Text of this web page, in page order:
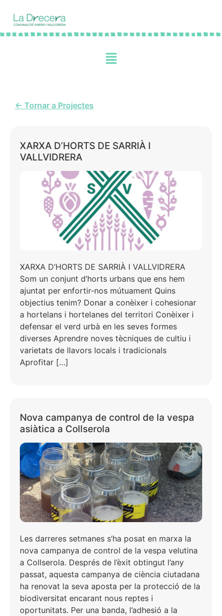
← Tornar a Projectes
XARXA D’HORTS DE SARRIÀ I
VALLVIDRERA
XARXA D’HORTS DE SARRIÀ I VALLVIDRERA
Som un conjunt d’horts urbans que ens hem
ajuntat per enfortir-nos mútuament Quins
objectius tenim? Donar a conèixer i cohesionar
a hortelans i hortelanes del territori Conèixer i
defensar el verd urbà en les seves formes
diverses Aprendre noves tècniques de cultiu i
varietats de llavors locals i tradicionals
Aprofitar […]
Nova campanya de control de la vespa
asiàtica a Collserola
Les darreres setmanes s’ha posat en marxa la
nova campanya de control de la vespa velutina
a Collserola. Després de l’èxit obtingut l’any
passat, aquesta campanya de ciència ciutadana
ha renovat la seva aposta per la protecció de la
biodiversitat encarant nous reptes i
oportunitats. Per una banda, l’adhesió a la